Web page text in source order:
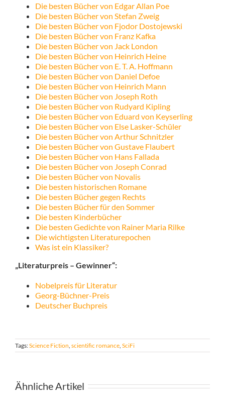
Die besten Bücher von Edgar Allan Poe
Die besten Bücher von Stefan Zweig
Die besten Bücher von Fjodor Dostojewski
Die besten Bücher von Franz Kafka
Die besten Bücher von Jack London
Die besten Bücher von Heinrich Heine
Die besten Bücher von E. T. A. Hoffmann
Die besten Bücher von Daniel Defoe
Die besten Bücher von Heinrich Mann
Die besten Bücher von Joseph Roth
Die besten Bücher von Rudyard Kipling
Die besten Bücher von Eduard von Keyserling
Die besten Bücher von Else Lasker-Schüler
Die besten Bücher von Arthur Schnitzler
Die besten Bücher von Gustave Flaubert
Die besten Bücher von Hans Fallada
Die besten Bücher von Joseph Conrad
Die besten Bücher von Novalis
Die besten historischen Romane
Die besten Bücher gegen Rechts
Die besten Bücher für den Sommer
Die besten Kinderbücher
Die besten Gedichte von Rainer Maria Rilke
Die wichtigsten Literaturepochen
Was ist ein Klassiker?
„Literaturpreis – Gewinner“:
Nobelpreis für Literatur
Georg-Büchner-Preis
Deutscher Buchpreis
Tags:Science Fiction scientific romance SciFi
Ähnliche Artikel